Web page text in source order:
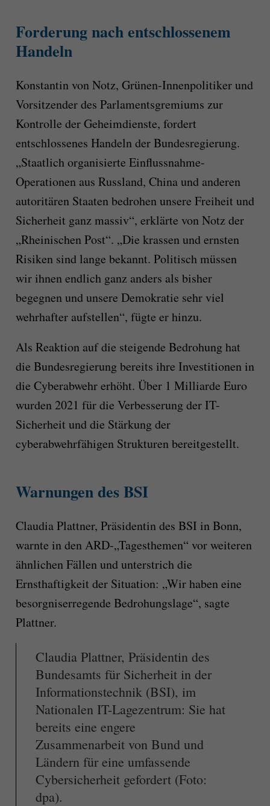
Forderung nach entschlossenem
Handeln
Konstantin von Notz, Grünen-Innenpolitiker und
Vorsitzender des Parlamentsgremiums zur
Kontrolle der Geheimdienste, fordert
entschlossenes Handeln der Bundesregierung.
„Staatlich organisierte Einflussnahme-
Operationen aus Russland, China und anderen
autoritären Staaten bedrohen unsere Freiheit und
Sicherheit ganz massiv“, erklärte von Notz der
„Rheinischen Post“. „Die krassen und ernsten
Risiken sind lange bekannt. Politisch müssen
wir ihnen endlich ganz anders als bisher
begegnen und unsere Demokratie sehr viel
wehrhafter aufstellen“, fügte er hinzu.
Als Reaktion auf die steigende Bedrohung hat
die Bundesregierung bereits ihre Investitionen in
die Cyberabwehr erhöht. Über 1 Milliarde Euro
wurden 2021 für die Verbesserung der IT-
Sicherheit und die Stärkung der
cyberabwehrfähigen Strukturen bereitgestellt.
Warnungen des BSI
Claudia Plattner, Präsidentin des BSI in Bonn,
warnte in den ARD-„Tagesthemen“ vor weiteren
ähnlichen Fällen und unterstrich die
Ernsthaftigkeit der Situation: „Wir haben eine
besorgniserregende Bedrohungslage“, sagte
Plattner.
Claudia Plattner, Präsidentin des
Bundesamts für Sicherheit in der
Informationstechnik (BSI), im
Nationalen IT-Lagezentrum: Sie hat
bereits eine engere
Zusammenarbeit von Bund und
Ländern für eine umfassende
Cybersicherheit gefordert (Foto:
dpa).